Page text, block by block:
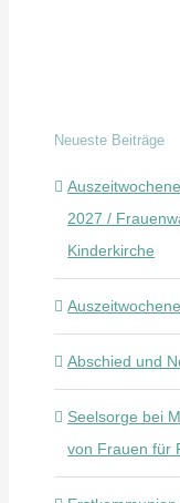
Neueste Beiträge
2027 /
Kinderkirche
Abschied und
Seelsorge bei
von Frauen für